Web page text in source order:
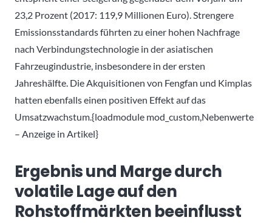
23,2 Prozent (2017: 119,9 Millionen Euro). Strengere
Emissionsstandards führten zu einer hohen Nachfrage
nach Verbindungstechnologie in der asiatischen
Fahrzeugindustrie, insbesondere in der ersten
Jahreshälfte. Die Akquisitionen von Fengfan und Kimplas
hatten ebenfalls einen positiven Effekt auf das
Umsatzwachstum.{loadmodule mod_custom,Nebenwerte
– Anzeige in Artikel}
Ergebnis und Marge durch
volatile Lage auf den
Rohstoffmärkten beeinflusst